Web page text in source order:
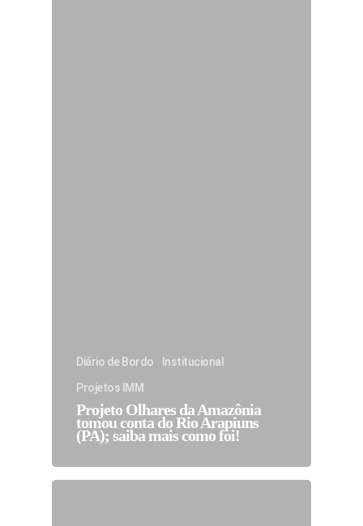
Diário de Bordo
Institucional
Projetos IMM
Projeto Olhares da Amazônia
tomou conta do Rio Arapiuns
(PA); saiba mais como foi!